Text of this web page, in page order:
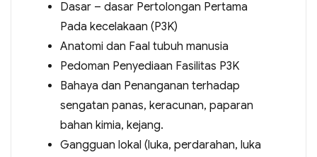
Dasar – dasar Pertolongan Pertama
Pada kecelakaan (P3K)
Anatomi dan Faal tubuh manusia
Pedoman Penyediaan Fasilitas P3K
Bahaya dan Penanganan terhadap
sengatan panas, keracunan, paparan
bahan kimia, kejang.
Gangguan lokal (luka, perdarahan, luka